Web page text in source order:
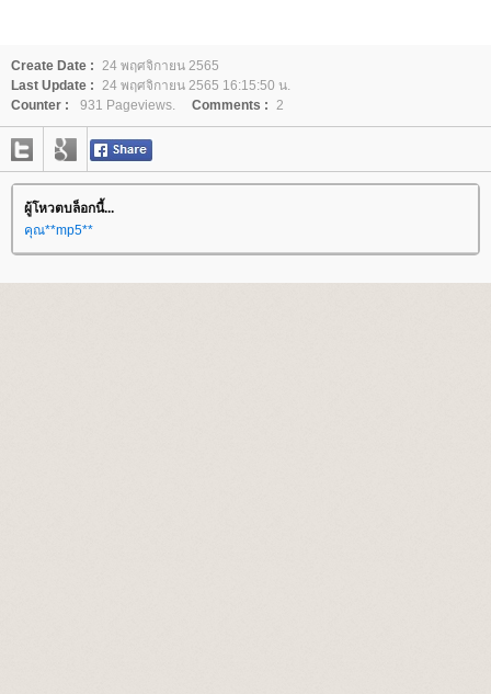
Create Date : 24 พฤศจิกายน 2565
Last Update : 24 พฤศจิกายน 2565 16:15:50 น.
Counter :
931 Pageviews. Comments : 2
ผู้โหวตบล็อกนี้...
คุณ**mp5**